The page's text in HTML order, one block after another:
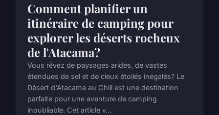
Comment planifier un
itinéraire de camping pour
explorer les déserts rocheux
de l'Atacama?
Vous rêvez de paysages arides, de vastes
étendues de sel et de cieux étoilés inégalés? Le
Désert d'Atacama au Chili est une destination
parfaite pour une aventure de camping
inoubliable. Cet article v...